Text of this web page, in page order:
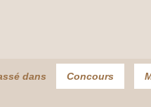
dans Concours